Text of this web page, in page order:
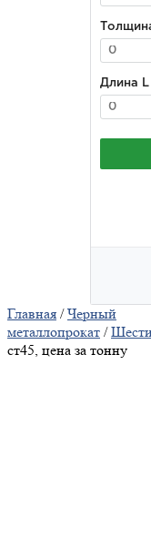
Главная /Черный
металлопрокат /
ст45, цена за тонну